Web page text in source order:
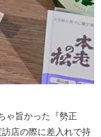
ゃ旨かった『勢正
店の際に差入れで持